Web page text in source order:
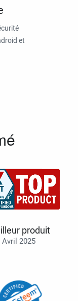
et
produit
Avril 2025